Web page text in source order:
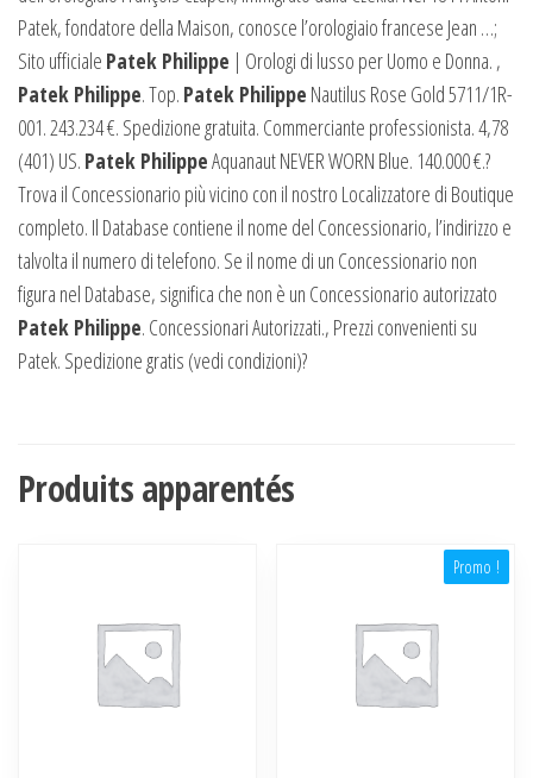
Patek, fondatore della Maison, conosce l’orologiaio francese Jean …;
Sito ufficiale Patek Philippe | Orologi di lusso per Uomo e Donna. ,
Patek Philippe. Top. Patek Philippe Nautilus Rose Gold 5711/1R-
001. 243.234 €. Spedizione gratuita. Commerciante professionista. 4,78
(401) US. Patek PhilippeAquanaut NEVER WORN Blue. 140.000 €.?
Trova il Concessionario più vicino con il nostro Localizzatore di Boutique
completo. Il Database contiene il nome del Concessionario, l’indirizzo e
talvolta il numero di telefono. Se il nome di un Concessionario non
figura nel Database, significa che non è un Concessionario autorizzato
Patek Philippe. Concessionari Autorizzati., Prezzi convenienti su
Patek. Spedizione gratis (vedi condizioni)?
Produits apparentés
Promo !